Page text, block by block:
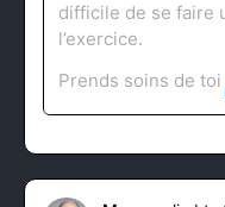
difficile de se faire
l’exercice.
Prends soins de toi